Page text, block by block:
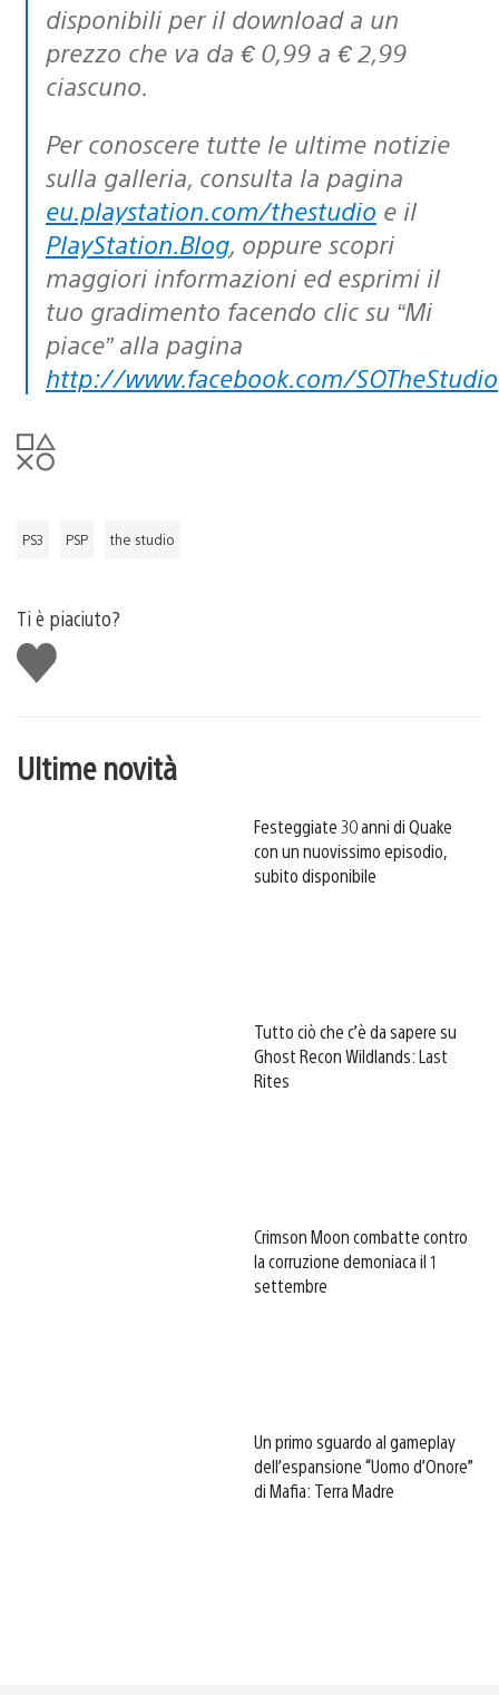
disponibili per il download a un
prezzo che va da € 0,99 a € 2,99
ciascuno.
Per conoscere tutte le ultime notizie
sulla galleria, consulta la pagina
eu.playstation.com/thestudio e il
PlayStation.Blog, oppure scopri
maggiori informazioni ed esprimi il
tuo gradimento facendo clic su “Mi
piace” alla pagina
http://www.facebook.com/SOTheStudio
PS3 PSP the studio
Ti è piaciuto?
Mi
piace
Ultime novità
Festeggiate 30 anni di Quake
con un nuovissimo episodio,
subito disponibile
Tutto ciò che c’è da sapere su
Ghost Recon Wildlands: Last
Rites
Crimson Moon combatte contro
la corruzione demoniaca il 1
settembre
Un primo sguardo al gameplay
dell’espansione “Uomo d’Onore”
di Mafia: Terra Madre